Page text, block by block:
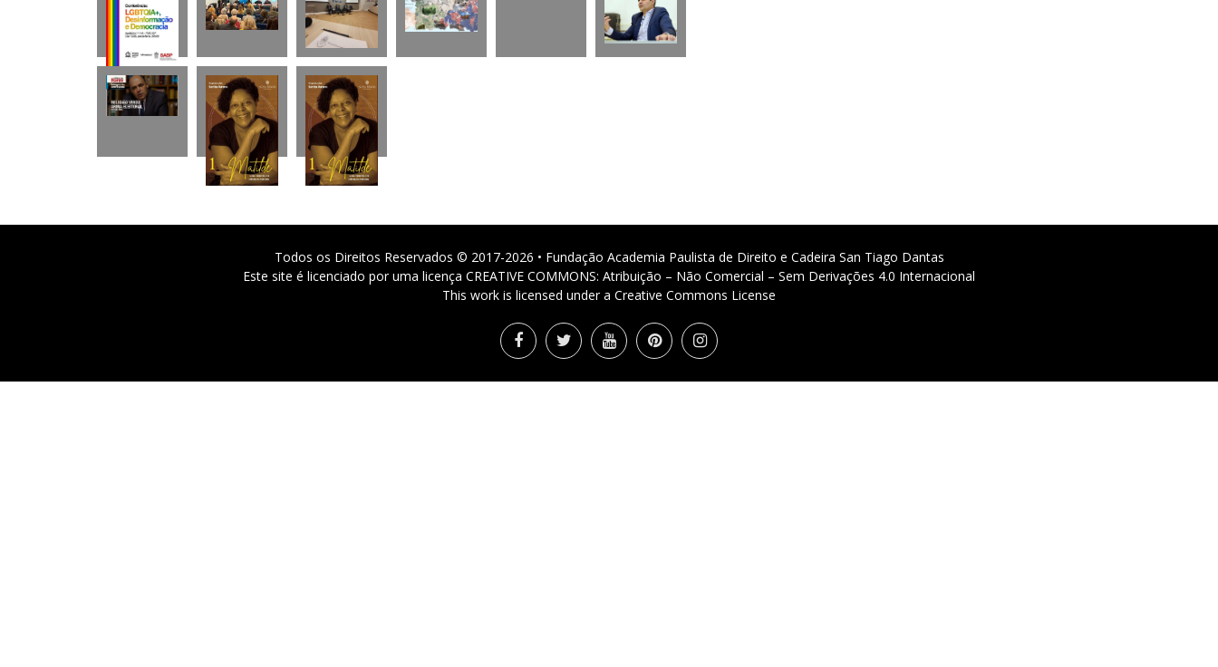
Todos os Direitos Reservados © 2017-2026 • Fundação Academia Paulista de Direito e Cadeira San Tiago Dantas
Este site é licenciado por uma licença CREATIVE COMMONS: Atribuição – Não Comercial – Sem Derivações 4.0 Internacional
This work is licensed under a Creative Commons License